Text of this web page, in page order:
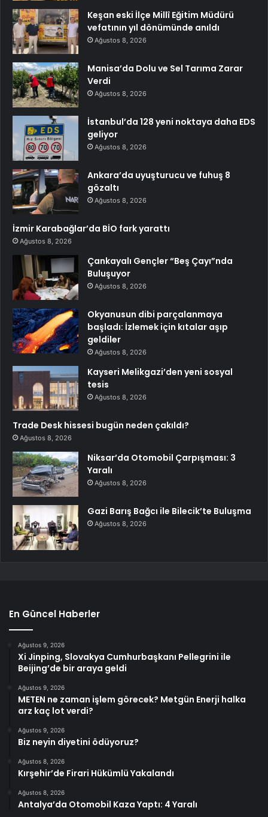
Keşan eski İlçe Millî Eğitim Müdürü
vefatının yıl dönümünde anıldı
Ağustos 8, 2026
Manisa’da Dolu ve Sel Tarıma Zarar
Verdi
Ağustos 8, 2026
İstanbul’da 128 yeni noktaya daha EDS
geliyor
Ağustos 8, 2026
Ankara’da uyuşturucu ve fuhuş 8
gözaltı
Ağustos 8, 2026
İzmir Karabağlar’da BİO fark yarattı
Ağustos 8, 2026
Çankayalı Gençler “Beş Çayı”nda
Buluşuyor
Ağustos 8, 2026
Okyanusun dibi parçalanmaya
başladı: İzlemek için kıtalar aşıp
geldiler
Ağustos 8, 2026
Kayseri Melikgazi’den yeni sosyal
tesis
Ağustos 8, 2026
Trade Desk hissesi bugün neden çakıldı?
Ağustos 8, 2026
Niksar’da Otomobil Çarpışması: 3
Yaralı
Ağustos 8, 2026
Gazi Barış Bağcı ile Bilecik’te Buluşma
Ağustos 8, 2026
En Güncel Haberler
Ağustos 9, 2026
Xi Jinping, Slovakya Cumhurbaşkanı Pellegrini ile
Beijing’de bir araya geldi
Ağustos 9, 2026
METEN ne zaman işlem görecek? Metgün Enerji halka
arz kaç lot verdi?
Ağustos 9, 2026
Biz neyin diyetini ödüyoruz?
Ağustos 8, 2026
Kırşehir’de Firari Hükümlü Yakalandı
Ağustos 8, 2026
Antalya’da Otomobil Kaza Yaptı: 4 Yaralı